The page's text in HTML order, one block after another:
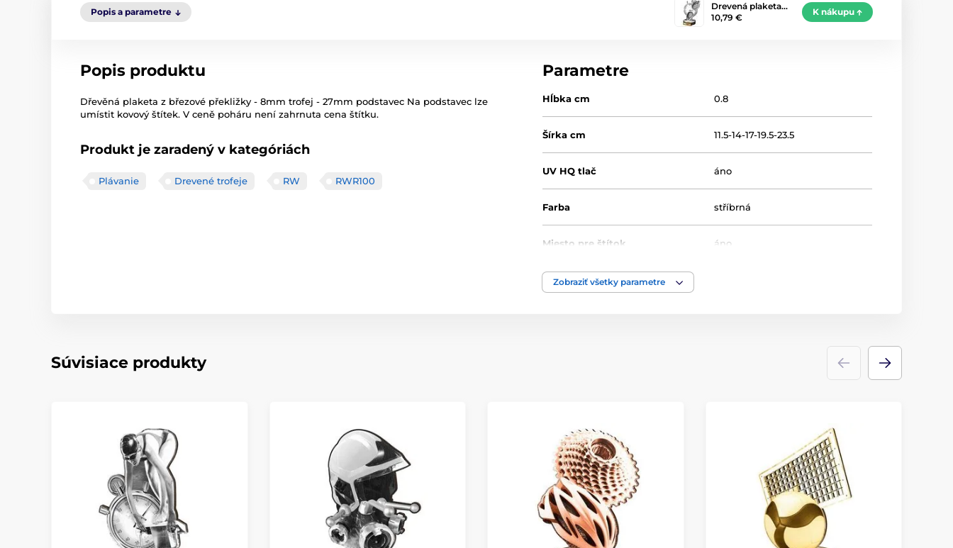
Popis a parametre
Drevená plaketa…
10,79 €
K nákupu
Popis produktu
Dřevěná plaketa z březové překližky - 8mm trofej - 27mm podstavec Na podstavec lze
umístit kovový štítek. V ceně poháru není zahrnuta cena štítku.
Produkt je zaradený v kategóriách
Plávanie Drevené trofeje RW RWR100
Parametre
Hĺbka cm 0.8
Šírka cm 11.5-14-17-19.5-23.5
UV HQ tlač áno
Farba stříbrná
Miesto pre štítok áno
Výška cm
Zobraziť všetky parametre
Súvisiace produkty